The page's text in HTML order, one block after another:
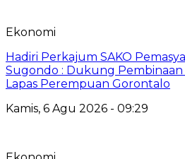
Ekonomi
Hadiri Perkajum SAKO
Sugondo : Dukung Pembinaan
Lapas Perempuan Gorontalo
Kamis, 6 Agu 2026 - 09:29